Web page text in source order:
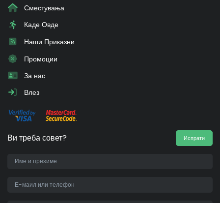
Сместувања
Каде Овде
Наши Приказни
Промоции
За нас
Влез
Ви треба совет? Испрати